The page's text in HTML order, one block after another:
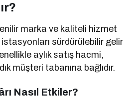
marka ve kaliteli hizmet
sürdürülebilir gelir
aylık satış hacmi,
müşteri tabanına bağlıdır.
Nasıl Etkiler?